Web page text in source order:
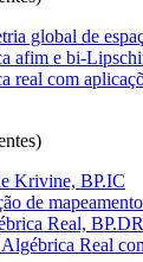
global de
afim e bi-
real com
Krivine, BP.IC
de
Real, BP.DR
Real